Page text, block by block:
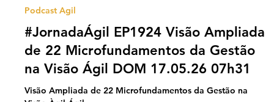
Universo Ágil (interno)
May 16
2 min read